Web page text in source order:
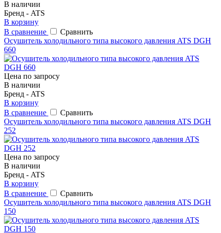
В наличии
Бренд - ATS
В корзину
В сравнение
Сравнить
Осушитель холодильного типа высокого давления ATS DGH
660
Цена по запросу
В наличии
Бренд - ATS
В корзину
В сравнение
Сравнить
Осушитель холодильного типа высокого давления ATS DGH
252
Цена по запросу
В наличии
Бренд - ATS
В корзину
В сравнение
Сравнить
Осушитель холодильного типа высокого давления ATS DGH
150